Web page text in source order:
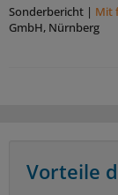
Sonderbericht | Mit
GmbH, Nürnberg
Vorteile